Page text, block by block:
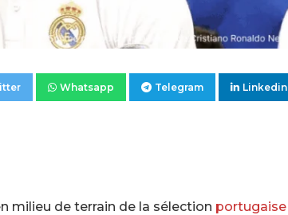
Whatsapp Telegram Linkedin
milieu de terrain de la sélection portugaise